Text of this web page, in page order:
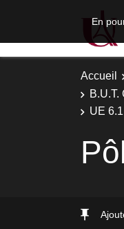
En
Accueil
UE